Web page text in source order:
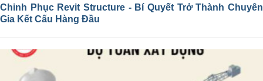
Chinh Phục Revit Structure - Bí Quyết Trở Thành Chuyên
Gia Kết Cấu Hàng Đầu